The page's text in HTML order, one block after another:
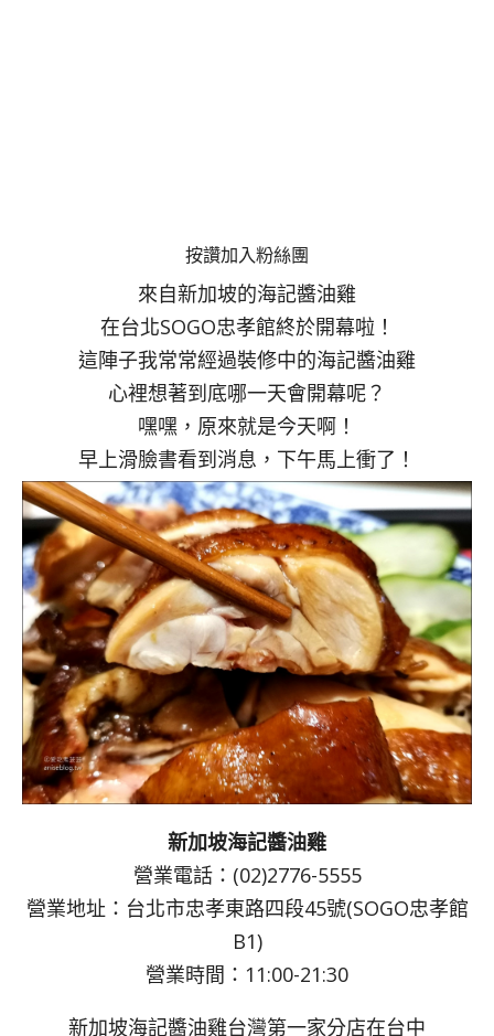
按讚加入粉絲團
來自新加坡的海記醬油雞
在台北SOGO忠孝館終於開幕啦！
這陣子我常常經過裝修中的海記醬油雞
心裡想著到底哪一天會開幕呢？
嘿嘿，原來就是今天啊！
早上滑臉書看到消息，下午馬上衝了！
新加坡海記醬油雞
營業電話：(02)2776-5555
營業地址：台北市忠孝東路四段45號(SOGO忠孝館
B1)
營業時間：11:00-21:30
新加坡海記醬油雞台灣第一家分店在台中